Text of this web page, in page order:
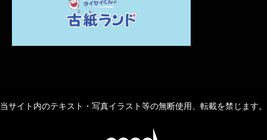
当サイト内のテキスト・写真イラスト等の無断使用、転載を禁じます。